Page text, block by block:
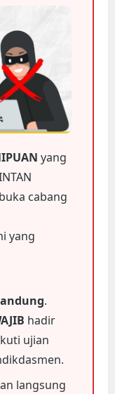
yang
cabang
yang
.
hadir
ujian
langsung